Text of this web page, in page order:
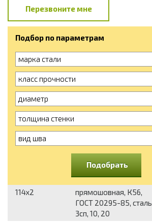
Перезвоните мне
Подбор по параметрам
марка стали
класс прочности
диаметр
толщина стенки
вид шва
Подобрать
114x2
прямошовная, К56,
ГОСТ 20295-85, сталь
3сп, 10, 20